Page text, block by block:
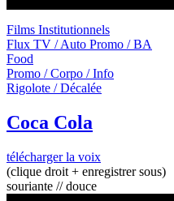
Films Institutionnels
Flux TV / Auto Promo / BA
Food
Promo / Corpo / Info
Rigolote / Décalée
Coca Cola
télécharger la voix
(clique droit + enregistrer sous)
souriante // douce